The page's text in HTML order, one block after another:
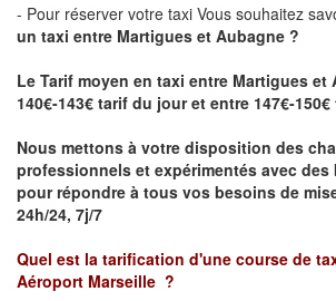
- Pour réserver votre taxi Vous souhaitez
un taxi entre Martigues et Aubagne ?
Le Tarif moyen en taxi entre Martigues et
140€-143€ tarif du jour et entre 147€-
Nous mettons à votre disposition des
professionnels et expérimentés avec des
pour répondre à tous vos besoins de
24h/24, 7j/7
Quel est la tarification d'une course de
Aéroport Marseille ?